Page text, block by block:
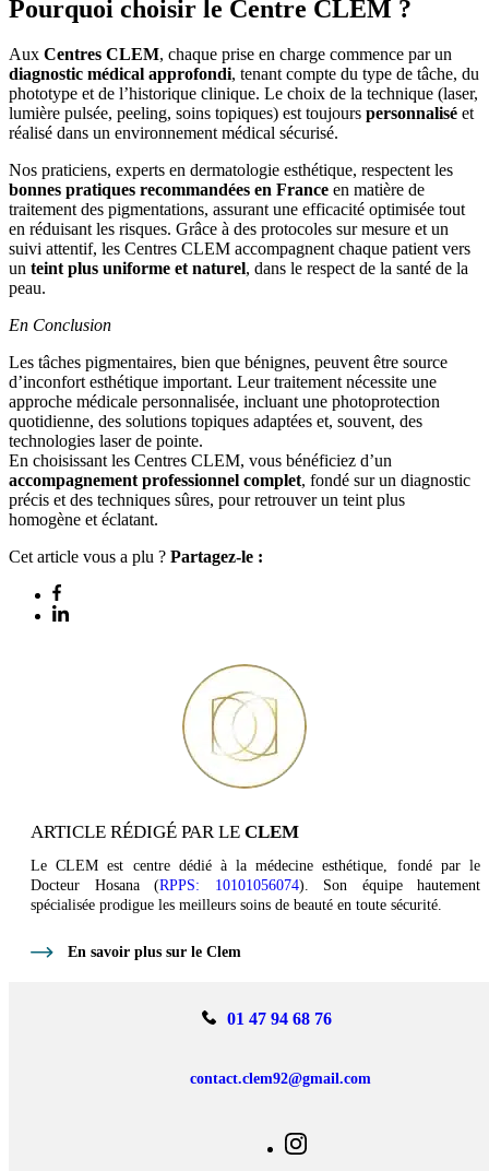
Pourquoi choisir le Centre CLEM ?
Aux Centres CLEM, chaque prise en charge commence par un
diagnostic médical approfondi, tenant compte du type de tâche, du
phototype et de l’historique clinique. Le choix de la technique (laser,
lumière pulsée, peeling, soins topiques) est toujours personnalisé et
réalisé dans un environnement médical sécurisé.
Nos praticiens, experts en dermatologie esthétique, respectent les
bonnes pratiques recommandées en France en matière de
traitement des pigmentations, assurant une efficacité optimisée tout
en réduisant les risques. Grâce à des protocoles sur mesure et un
suivi attentif, les Centres CLEM accompagnent chaque patient vers
un teint plus uniforme et naturel, dans le respect de la santé de la
peau.
En Conclusion
Les tâches pigmentaires, bien que bénignes, peuvent être source
d’inconfort esthétique important. Leur traitement nécessite une
approche médicale personnalisée, incluant une photoprotection
quotidienne, des solutions topiques adaptées et, souvent, des
technologies laser de pointe.
En choisissant les Centres CLEM, vous bénéficiez d’un
accompagnement professionnel complet, fondé sur un diagnostic
précis et des techniques sûres, pour retrouver un teint plus
homogène et éclatant.
Cet article vous a plu ? Partagez-le :
ARTICLE RÉDIGÉ PAR LE CLEM
Le CLEM est centre dédié à la médecine esthétique, fondé par le
Docteur Hosana (RPPS: 10101056074). Son équipe hautement
spécialisée prodigue les meilleurs soins de beauté en toute sécurité.
En savoir plus sur le Clem
01 47 94 68 76
contact.clem92@gmail.com